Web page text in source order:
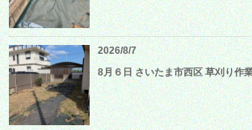
2026/8/7
8月６日 さいたま市西区 草刈り作